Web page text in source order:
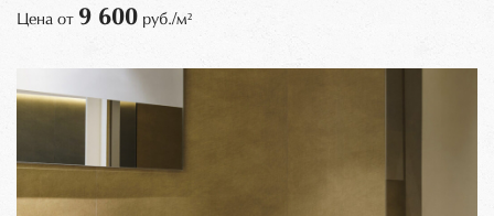
Цена от 9 600 руб./м²